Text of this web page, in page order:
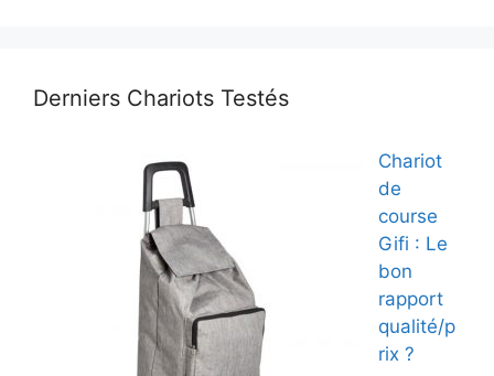
Derniers Chariots Testés
Chariot
de
course
Gifi : Le
bon
rapport
qualité/p
rix ?